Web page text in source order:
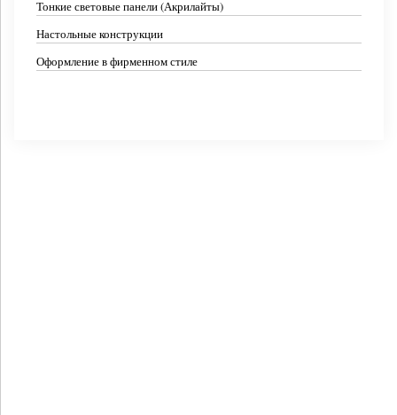
Тонкие световые панели (Акрилайты)
Настольные конструкции
Оформление в фирменном стиле